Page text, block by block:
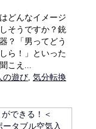
どんなイメージ
そうですか？銃
？「男ってどう
ら！」といった
こえ...
の遊び, 気分転換